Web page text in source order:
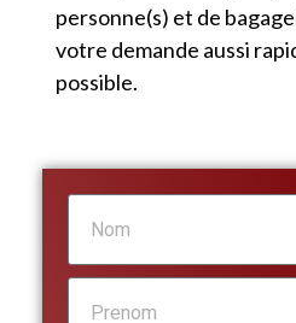
personne(s) et de
votre demande aussi
possible.